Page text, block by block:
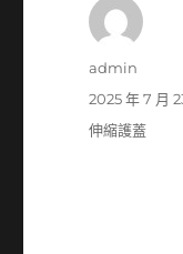
作
admin
發
佈
2025 年 7 月
分
伸縮護蓋